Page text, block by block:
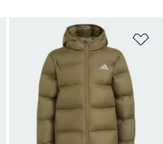
Føj til ønskeliste